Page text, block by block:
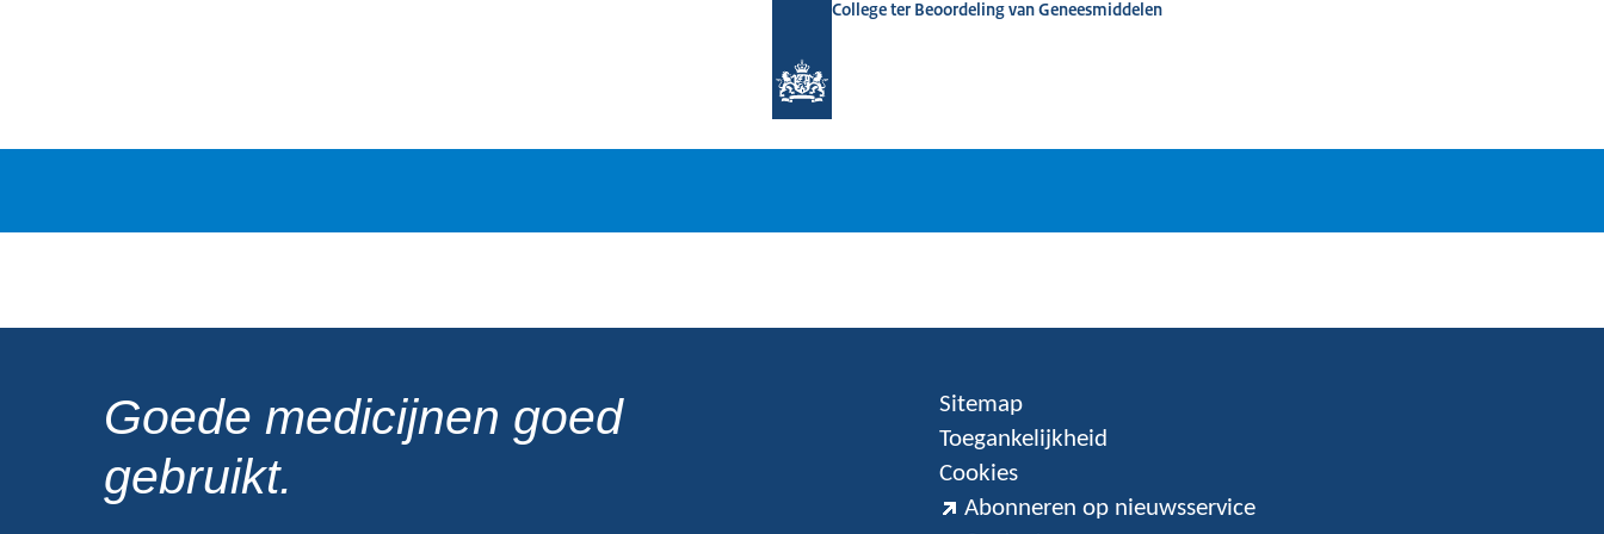
College ter Beoordeling van Geneesmiddelen
zich
Goede medicijnen goed
gebruikt.
Sitemap
Toegankelijkheid
Cookies
Abonneren op nieuwsservice